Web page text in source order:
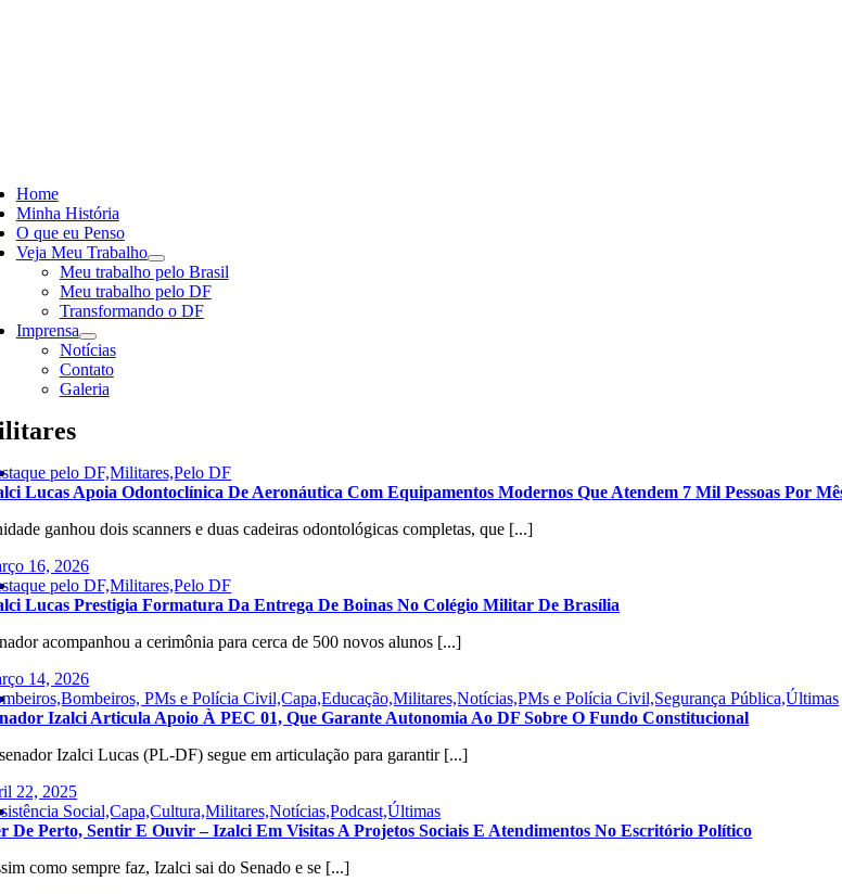
Home
Minha História
O que eu Penso
Veja Meu Trabalho
Meu trabalho pelo Brasil
Meu trabalho pelo DF
Transformando o DF
Imprensa
Notícias
Contato
Galeria
pelo DF,Militares,Pelo DF
Lucas Apoia Odontoclínica De Aeronáutica Com Equipamentos Modernos Que Atendem 7 Mil Pessoas Por
ganhou dois scanners e duas cadeiras odontológicas completas, que [...]
16, 2026
pelo DF,Militares,Pelo DF
Lucas Prestigia Formatura Da Entrega De Boinas No Colégio Militar De Brasília
acompanhou a cerimônia para cerca de 500 novos alunos [...]
14, 2026
PMs e Polícia Civil,Capa,Educação,Militares,Notícias,PMs e Polícia Civil,Segurança Pública,Últimas
Izalci Articula Apoio À PEC 01, Que Garante Autonomia Ao DF Sobre O Fundo Constitucional
Izalci Lucas (PL-DF) segue em articulação para garantir [...]
22, 2025
Social,Capa,Cultura,Militares,Notícias,Podcast,Últimas
De Perto, Sentir E Ouvir – Izalci Em Visitas A Projetos Sociais E Atendimentos No Escritório Político
como sempre faz, Izalci sai do Senado e se [...]